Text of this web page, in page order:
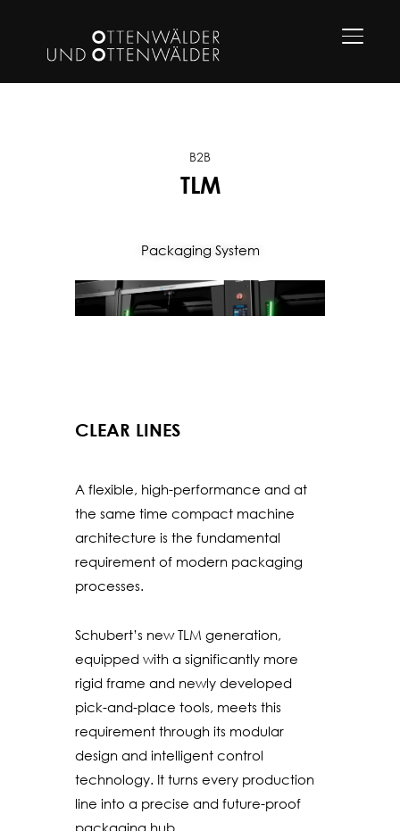
B2B
TLM
Packaging System
CLEAR LINES
A flexible, high-performance and at
the same time compact machine
architecture is the fundamental
requirement of modern packaging
processes.
Schubert’s new TLM generation,
equipped with a significantly more
rigid frame and newly developed
pick-and-place tools, meets this
requirement through its modular
design and intelligent control
technology. It turns every production
line into a precise and future-proof